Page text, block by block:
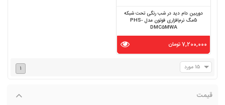
قیمت
دوربین دام دید در شب رنگی تحت شبکه
5مگ نرم‌افزاری فوتون مدل PHS-
DMC5MWA
7,200,000 تومان
15 مورد 1